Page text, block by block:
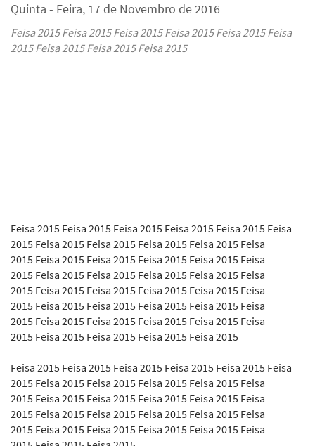
Quinta - Feira, 17 de Novembro de 2016
Feisa 2015 Feisa 2015 Feisa 2015 Feisa 2015 Feisa 2015 Feisa
2015 Feisa 2015 Feisa 2015 Feisa 2015
Feisa 2015 Feisa 2015 Feisa 2015 Feisa 2015 Feisa 2015 Feisa
2015 Feisa 2015 Feisa 2015 Feisa 2015 Feisa 2015 Feisa
2015 Feisa 2015 Feisa 2015 Feisa 2015 Feisa 2015 Feisa
2015 Feisa 2015 Feisa 2015 Feisa 2015 Feisa 2015 Feisa
2015 Feisa 2015 Feisa 2015 Feisa 2015 Feisa 2015 Feisa
2015 Feisa 2015 Feisa 2015 Feisa 2015 Feisa 2015 Feisa
2015 Feisa 2015 Feisa 2015 Feisa 2015 Feisa 2015 Feisa
2015 Feisa 2015 Feisa 2015 Feisa 2015 Feisa 2015
Feisa 2015 Feisa 2015 Feisa 2015 Feisa 2015 Feisa 2015 Feisa
2015 Feisa 2015 Feisa 2015 Feisa 2015 Feisa 2015 Feisa
2015 Feisa 2015 Feisa 2015 Feisa 2015 Feisa 2015 Feisa
2015 Feisa 2015 Feisa 2015 Feisa 2015 Feisa 2015 Feisa
2015 Feisa 2015 Feisa 2015 Feisa 2015 Feisa 2015 Feisa